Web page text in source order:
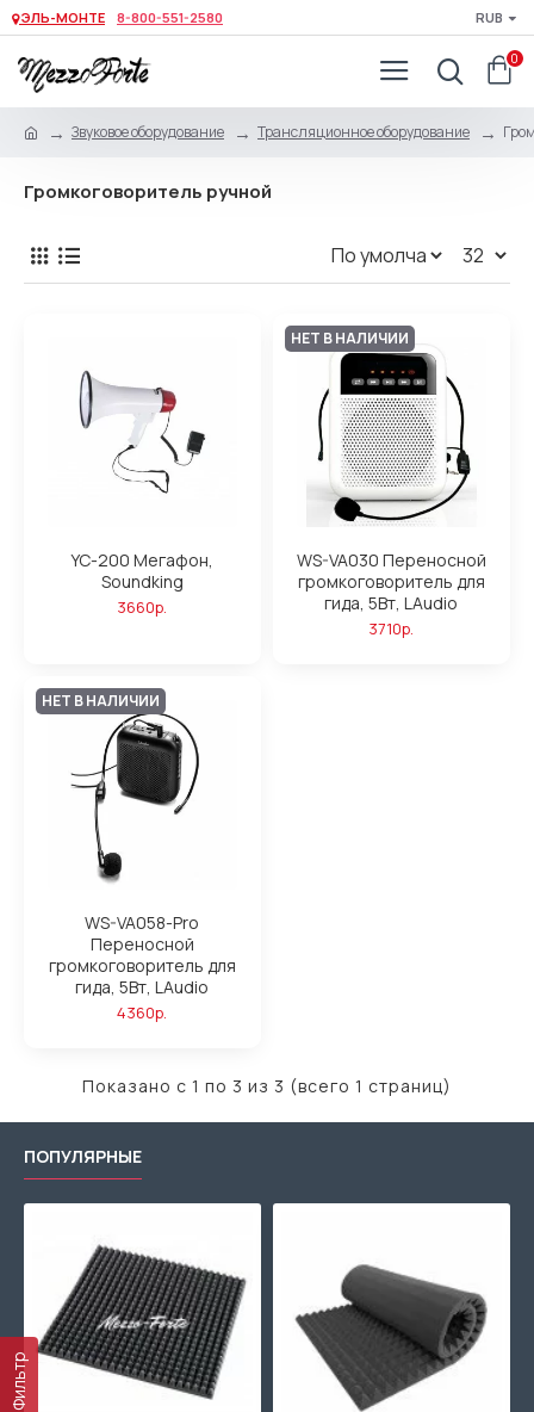
ЭЛЬ-МОНТЕ 8-800-551-2580 RUB
0
Звуковое оборудование Трансляционное оборудование
Громкоговоритель ручной
Фильтр
YC-200 Мегафон,
Soundking
3660р.
НЕТ В НАЛИЧИИ
WS-VA030 Переносной
громкоговоритель для
гида, 5Вт, LAudio
3710р.
НЕТ В НАЛИЧИИ
WS-VA058-Pro
Переносной
громкоговоритель для
гида, 5Вт, LAudio
4360р.
Показано с 1 по 3 из 3 (всего 1 страниц)
ПОПУЛЯРНЫЕ